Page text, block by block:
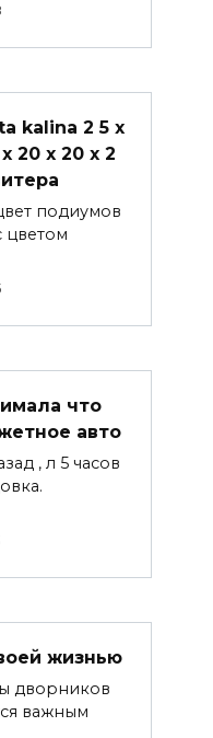
kalina 2 5 х
20 х 20 х 2
подиумов
цветом
что
авто
, л 5 часов
жизнью
дворников
важным